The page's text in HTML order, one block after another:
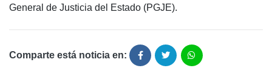
General de Justicia del Estado (PGJE).
Comparte está noticia en: